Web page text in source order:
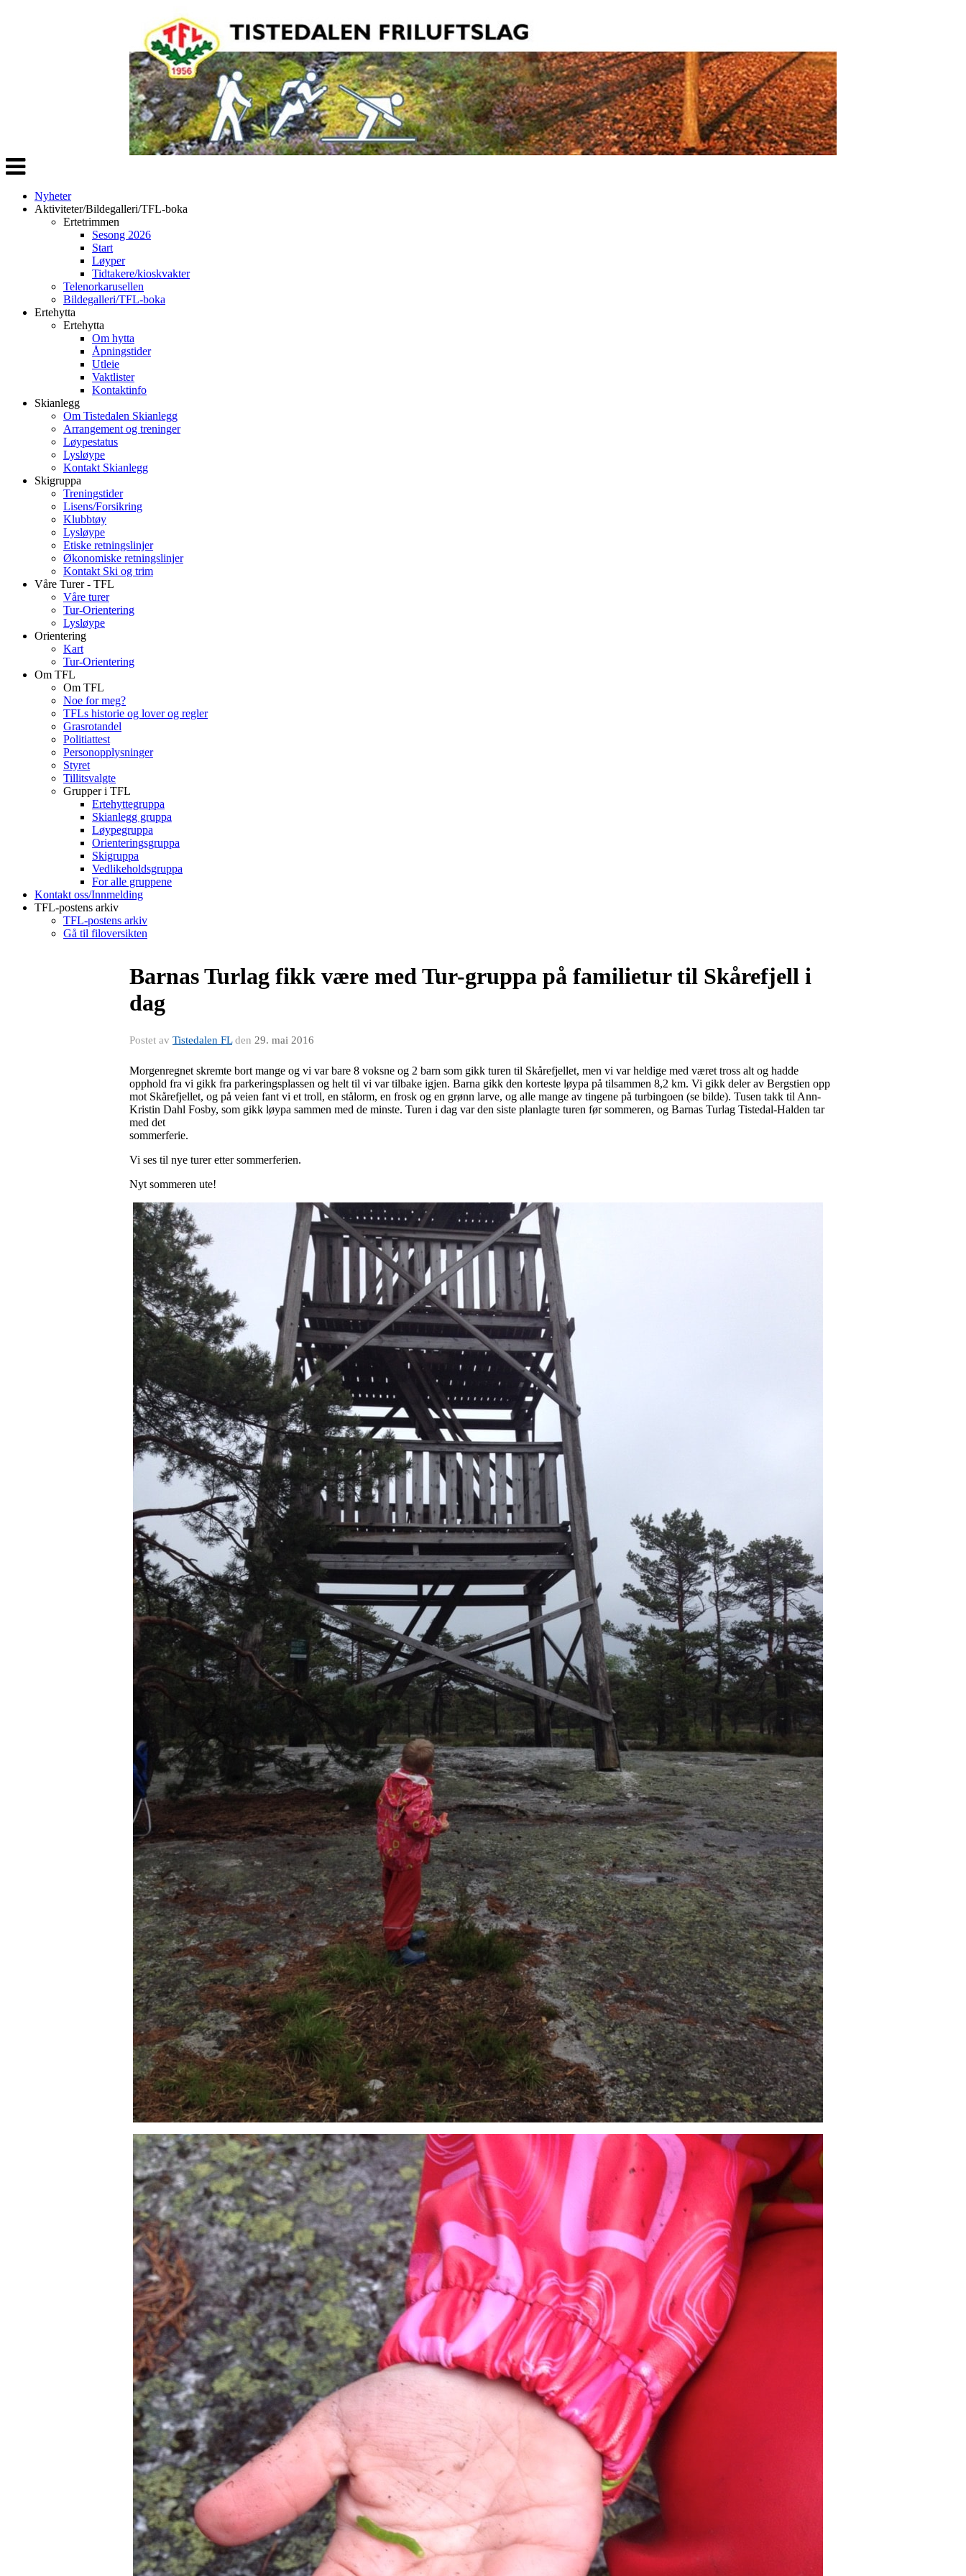
Veksle
navigasjon
Nyheter
Aktiviteter/Bildegalleri/TFL-boka
Ertetrimmen
Sesong 2026
Start
Løyper
Tidtakere/kioskvakter
Telenorkarusellen
Bildegalleri/TFL-boka
Ertehytta
Ertehytta
Om hytta
Åpningstider
Utleie
Vaktlister
Kontaktinfo
Skianlegg
Om Tistedalen Skianlegg
Arrangement og treninger
Løypestatus
Lysløype
Kontakt Skianlegg
Skigruppa
Treningstider
Lisens/Forsikring
Klubbtøy
Lysløype
Etiske retningslinjer
Økonomiske retningslinjer
Kontakt Ski og trim
Våre Turer - TFL
Våre turer
Tur-Orientering
Lysløype
Orientering
Kart
Tur-Orientering
Om TFL
Om TFL
Noe for meg?
TFLs historie og lover og regler
Grasrotandel
Politiattest
Personopplysninger
Styret
Tillitsvalgte
Grupper i TFL
Ertehyttegruppa
Skianlegg gruppa
Løypegruppa
Orienteringsgruppa
Skigruppa
Vedlikeholdsgruppa
For alle gruppene
Kontakt oss/Innmelding
TFL-postens arkiv
TFL-postens arkiv
Gå til filoversikten
Barnas Turlag fikk være med Tur-gruppa på familietur til Skårefjell i
dag
Postet av Tistedalen FLden 29. mai 2016
Morgenregnet skremte bort mange og vi var bare 8 voksne og 2 barn som gikk turen til Skårefjellet, men vi var heldige med været tross alt og hadde
opphold fra vi gikk fra parkeringsplassen og helt til vi var tilbake igjen. Barna gikk den korteste løypa på tilsammen 8,2 km. Vi gikk deler av Bergstien opp
mot Skårefjellet, og på veien fant vi et troll, en stålorm, en frosk og en grønn larve, og alle mange av tingene på turbingoen (se bilde). Tusen takk til Ann-
Kristin Dahl Fosby, som gikk løypa sammen med de minste. Turen i dag var den siste planlagte turen før sommeren, og Barnas Turlag Tistedal-Halden tar
med det
sommerferie.
Vi ses til nye turer etter sommerferien.
Nyt sommeren ute!